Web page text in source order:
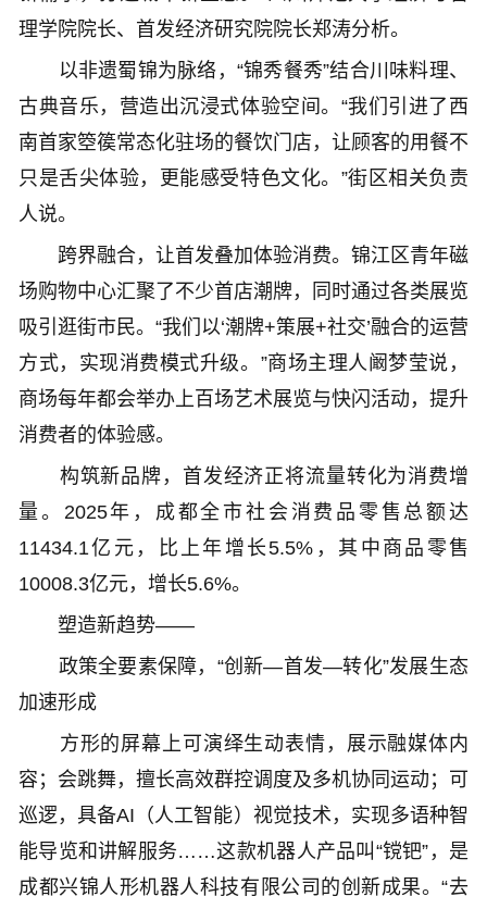
理学院院长、首发经济研究院院长郑涛分析。
以非遗蜀锦为脉络，“锦秀餐秀”结合川味料理、
古典音乐，营造出沉浸式体验空间。“我们引进了西
南首家箜篌常态化驻场的餐饮门店，让顾客的用餐不
只是舌尖体验，更能感受特色文化。”街区相关负责
人说。
跨界融合，让首发叠加体验消费。锦江区青年磁
场购物中心汇聚了不少首店潮牌，同时通过各类展览
吸引逛街市民。“我们以‘潮牌+策展+社交’融合的运营
方式，实现消费模式升级。”商场主理人阚梦莹说，
商场每年都会举办上百场艺术展览与快闪活动，提升
消费者的体验感。
构筑新品牌，首发经济正将流量转化为消费增
量。2025年，成都全市社会消费品零售总额达
11434.1亿元，比上年增长5.5%，其中商品零售
10008.3亿元，增长5.6%。
塑造新趋势——
政策全要素保障，“创新—首发—转化”发展生态
加速形成
方形的屏幕上可演绎生动表情，展示融媒体内
容；会跳舞，擅长高效群控调度及多机协同运动；可
巡逻，具备AI（人工智能）视觉技术，实现多语种智
能导览和讲解服务……这款机器人产品叫“镋钯”，是
成都兴锦人形机器人科技有限公司的创新成果。“去